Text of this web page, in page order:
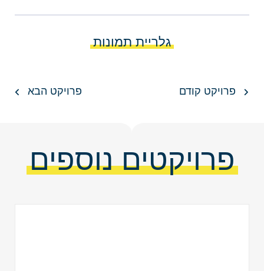
גלריית תמונות
פרויקט הבא פרויקט קודם
פרויקטים נוספים